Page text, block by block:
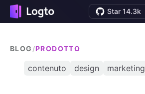
Star 14.3k
BLOG /PRODOTTO
contenuto design marketing